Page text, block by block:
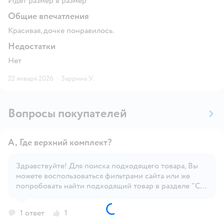
Общие впечатления
Красивая, дочке понравилось.
Недостатки
Нет
22 января 2026 · Заррина У.
Вопросы покупателей
Открыть вопрос
А, Где верхний комплект?
Здравствуйте! Для поиска подходящего товара, Вы
можете воспользоваться фильтрами сайта или же
попробовать найти подходящий товар в разделе "С
1 ответ
1